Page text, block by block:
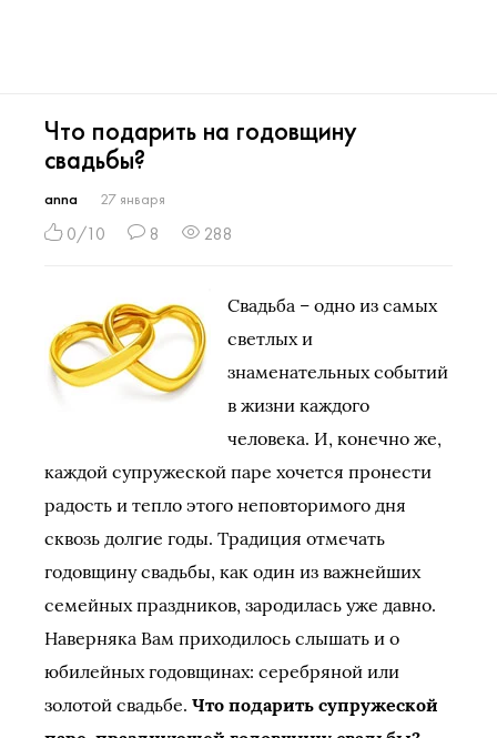
Что подарить на годовщину
свадьбы?
anna 27 января
0/10 8 288
Свадьба – одно из самых
светлых и
знаменательных событий
в жизни каждого
человека. И, конечно же,
каждой супружеской паре хочется пронести
радость и тепло этого неповторимого дня
сквозь долгие годы. Традиция отмечать
годовщину свадьбы, как один из важнейших
семейных праздников, зародилась уже давно.
Наверняка Вам приходилось слышать и о
юбилейных годовщинах: серебряной или
золотой свадьбе. Что подарить супружеской